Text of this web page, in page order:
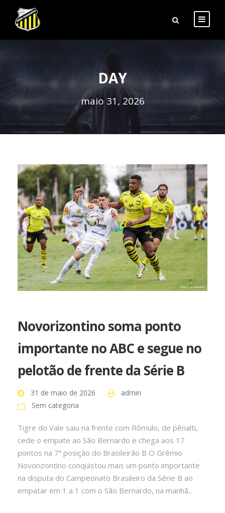
DAY
maio 31, 2026
Novorizontino soma ponto
importante no ABC e segue no
pelotão de frente da Série B
31 de maio de 2026
admin
Sem categoria
Tigre do Vale saiu na frente com Rômulo, de pênalti,
cede o empate ao São Bernardo e chega aos 17
pontos na 7ª posição do Brasileirão B O Grêmio
Novorizontino conquistou mais um ponto importante
na disputa do Campeonato Brasileiro da Série B ao
empatar em 1 a 1 com o São Bernardo, na manhã...